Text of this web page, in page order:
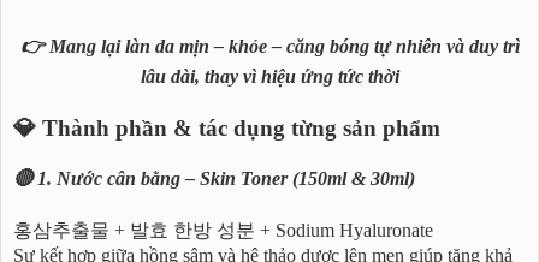
👉 Mang lại làn da mịn – khỏe – căng bóng tự nhiên và duy trì
lâu dài, thay vì hiệu ứng tức thời
💎 Thành phần & tác dụng từng sản phẩm
🔴 1. Nước cân bằng – Skin Toner (150ml & 30ml)
홍삼추출물 + 발효 한방 성분 + Sodium Hyaluronate
Sự kết hợp giữa hồng sâm và hệ thảo dược lên men giúp tăng khả